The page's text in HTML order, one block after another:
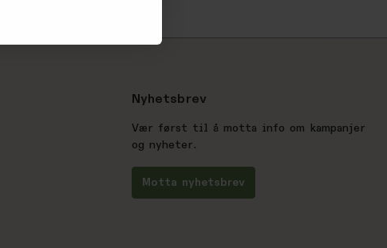
Nyhetsbrev
Vær først til å motta info om kampanjer
og nyheter.
Motta nyhetsbrev